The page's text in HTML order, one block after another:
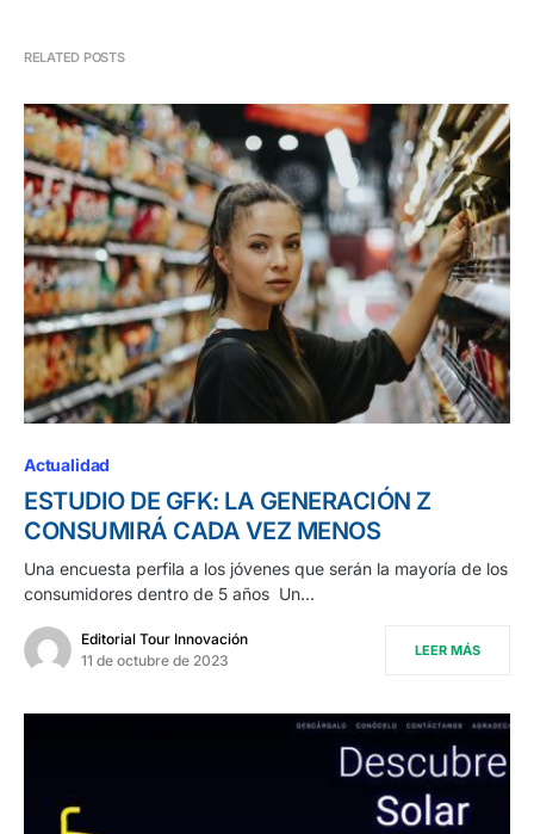
RELATED POSTS
Actualidad
ESTUDIO DE GFK: LA GENERACIÓN Z
CONSUMIRÁ CADA VEZ MENOS
Una encuesta perfila a los jóvenes que serán la mayoría de los
consumidores dentro de 5 años Un…
Editorial Tour Innovación
11 de octubre de 2023
LEER MÁS